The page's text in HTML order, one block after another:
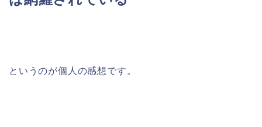
というのが個人の感想です。